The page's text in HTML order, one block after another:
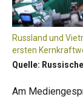
Russland und
ersten
Quelle:
Am